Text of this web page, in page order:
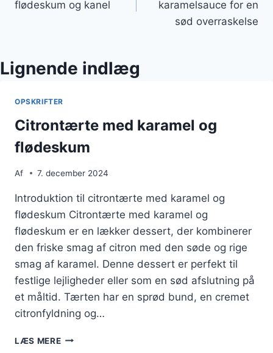
flødeskum og kanel
karamelsauce for en
sød overraskelse
Lignende indlæg
OPSKRIFTER
Citrontærte med karamel og
flødeskum
Af 7. december 2024
Introduktion til citrontærte med karamel og
flødeskum Citrontærte med karamel og
flødeskum er en lækker dessert, der kombinerer
den friske smag af citron med den søde og rige
smag af karamel. Denne dessert er perfekt til
festlige lejligheder eller som en sød afslutning på
et måltid. Tærten har en sprød bund, en cremet
citronfyldning og…
LÆS MERECITRONTÆRTE